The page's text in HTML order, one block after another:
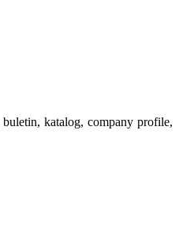
katalog, company profile,